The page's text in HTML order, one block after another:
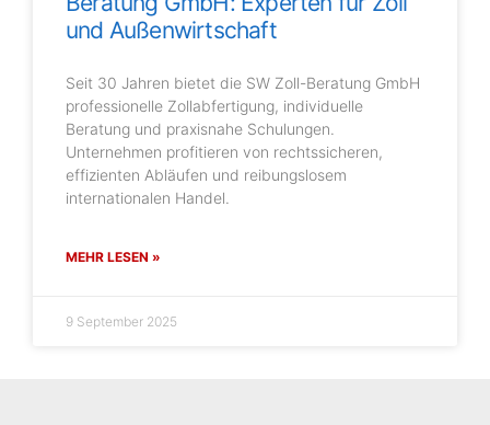
und Außenwirtschaft
Seit 30 Jahren bietet die SW Zoll-Beratung GmbH
professionelle Zollabfertigung, individuelle
Beratung und praxisnahe Schulungen.
Unternehmen profitieren von rechtssicheren,
effizienten Abläufen und reibungslosem
internationalen Handel.
MEHR LESEN »
9 September 2025